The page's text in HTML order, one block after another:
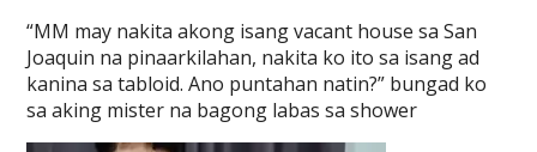
“MM may nakita akong isang vacant house sa San
Joaquin na pinaarkilahan, nakita ko ito sa isang ad
kanina sa tabloid. Ano puntahan natin?” bungad ko
sa aking mister na bagong labas sa shower